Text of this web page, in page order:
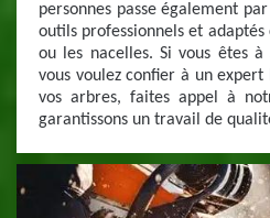
personnes passe également
outils professionnels et
ou les nacelles. Si vous êtes
vous voulez confier à un expert
vos arbres, faites appel à
garantissons un travail de